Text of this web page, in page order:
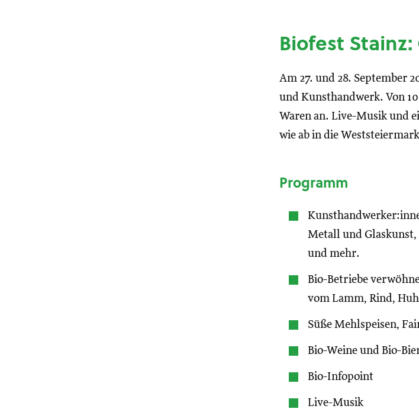
Biofest
Am 27. und 28. September
und Kunsthandwerk. Von
Waren an. Live-Musik und
wie ab in die
Programm
Metall und Glaskunst,
und mehr.
Bio-Betriebe
vom Lamm, Rind,
Süße Mehlspeisen,
Bio-Weine und Bio-
Bio-Infopoint
Live-Musik